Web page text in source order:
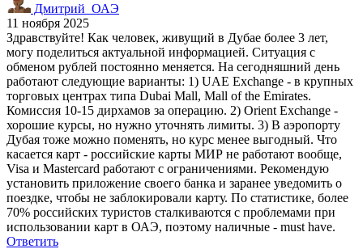
Дмитрий_ОАЭ
11 ноября 2025
Здравствуйте! Как человек, живущий в Дубае более 3 лет,
могу поделиться актуальной информацией. Ситуация с
обменом рублей постоянно меняется. На сегодняшний день
работают следующие варианты: 1) UAE Exchange - в крупных
торговых центрах типа Dubai Mall, Mall of the Emirates.
Комиссия 10-15 дирхамов за операцию. 2) Orient Exchange -
хорошие курсы, но нужно уточнять лимиты. 3) В аэропорту
Дубая тоже можно поменять, но курс менее выгодный. Что
касается карт - российские карты МИР не работают вообще,
Visa и Mastercard работают с ограничениями. Рекомендую
установить приложение своего банка и заранее уведомить о
поездке, чтобы не заблокировали карту. По статистике, более
70% российских туристов сталкиваются с проблемами при
использовании карт в ОАЭ, поэтому наличные - must have.
Ответить